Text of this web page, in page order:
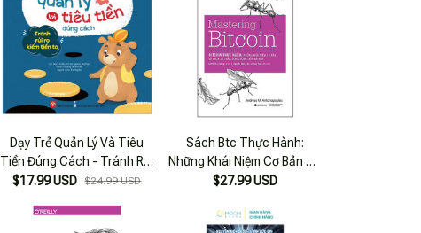
Dạy Trẻ Quản Lý Và Tiêu
Tiền Đúng Cách - Tránh Rủi
Ro Kiếm Tiền To
$17.99 USD $24.99 USD
Sách Btc Thực Hành:
Những Khái Niệm Cơ Bản Và
Cách Sử Dụng Đúng Đồng
- Bản Quyền
$27.99 USD